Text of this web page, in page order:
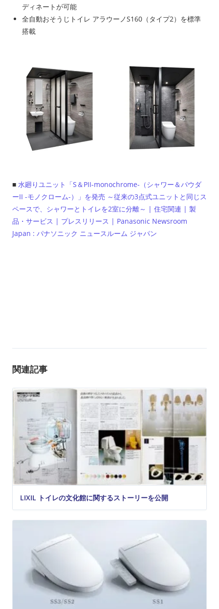
ディネートが可能
全自動おそうじトイレ アラウーノS160（タイプ2）を標準
搭載
■ 水廻りユニット「S＆PII-monochrome-（シャワー＆パウダ
ーII -モノクローム-）」を発売 ～従来の3点式ユニットと同じス
ペースで、シャワーとトイレを2室に分離～ | 住宅関連 | 製
品・サービス | プレスリリース | Panasonic Newsroom
Japan : パナソニック ニュースルーム ジャパン
関連記事
LIXIL トイレの文化館に関するストーリーを公開